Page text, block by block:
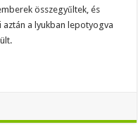
összegyűltek, és
a lyukban lepotyogva